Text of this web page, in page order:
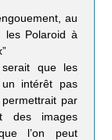
au
les Polaroid à
que les
intérêt pas
par
des images
l’on peut